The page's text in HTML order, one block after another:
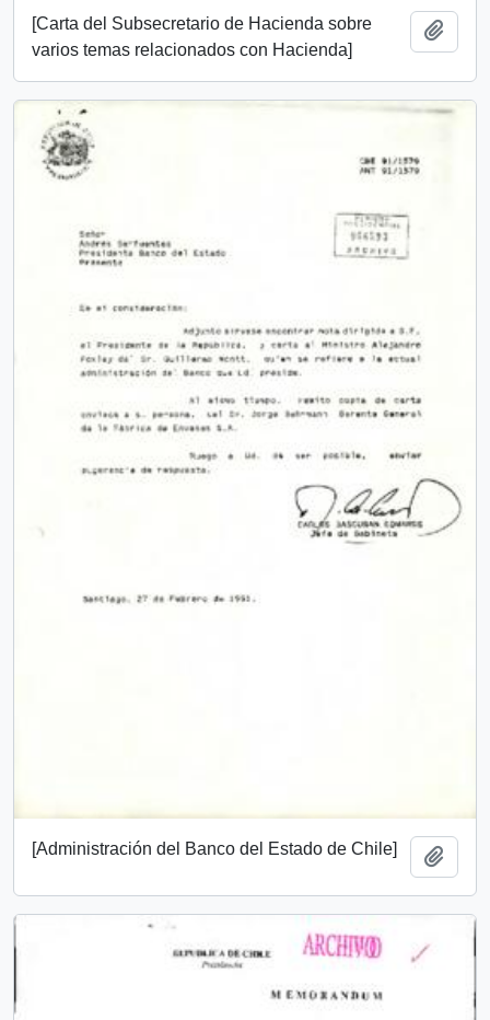
[Carta del Subsecretario de Hacienda sobre
varios temas relacionados con Hacienda]
[Administración del Banco del Estado de Chile]